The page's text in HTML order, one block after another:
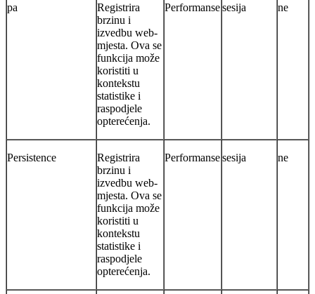
pa
Registrira
brzinu i
izvedbu web-
mjesta. Ova se
funkcija može
koristiti u
kontekstu
statistike i
raspodjele
opterećenja.
Performansesesija ne
Persistence
Registrira
brzinu i
izvedbu web-
mjesta. Ova se
funkcija može
koristiti u
kontekstu
statistike i
raspodjele
opterećenja.
Performansesesija ne